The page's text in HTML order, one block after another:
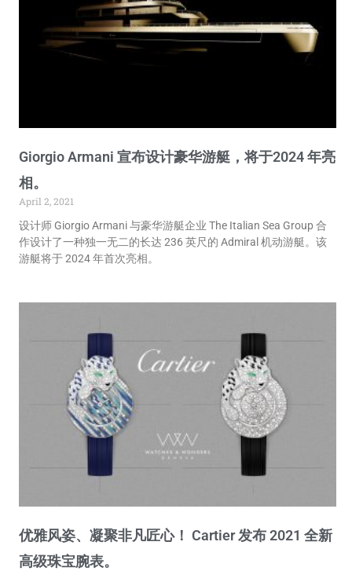
Giorgio Armani 宣布设计豪华游艇，将于2024 年亮
相。
April 2, 2021
设计师 Giorgio Armani 与豪华游艇企业 The Italian Sea Group 合
作设计了一种独一无二的长达 236 英尺的 Admiral 机动游艇。该
游艇将于 2024 年首次亮相。
优雅风姿、凝聚非凡匠心！ Cartier 发布 2021 全新
高级珠宝腕表。